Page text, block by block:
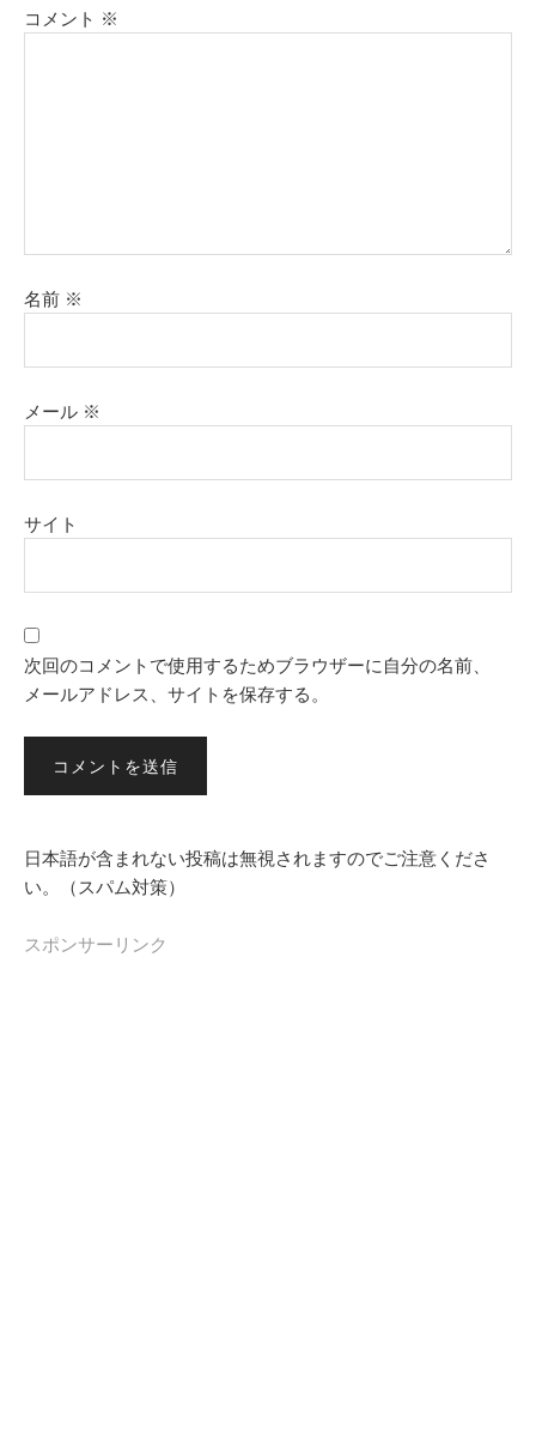
コメント ※
名前 ※
メール ※
サイト
次回のコメントで使用するためブラウザーに自分の名前、
メールアドレス、サイトを保存する。
日本語が含まれない投稿は無視されますのでご注意くださ
い。（スパム対策）
スポンサーリンク